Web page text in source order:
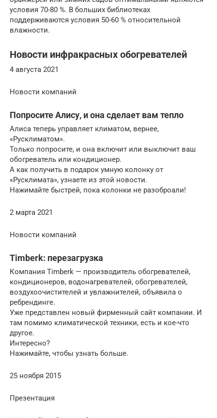
условия 70-80 %. В больших библиотеках
поддерживаются условия 50-60 % относительной
влажности.
Новости инфракрасных обогревателей
4 августа 2021
Новости компаний
Попросите Алису, и она сделает вам тепло
Алиса теперь управляет климатом, вернее,
«Русклиматом».
Только попросите, и она включит или выключит ваш
обогреватель или кондиционер.
А как получить в подарок умную колонку от
«Русклимата», узнаете из этой новости.
Нажимайте быстрей, пока колонки не разоброали!
2 марта 2021
Новости компаний
Timberk: перезагрузка
Компания Timberk — производитель обогревателей,
кондиционеров, водонагревателей, обогревателей,
воздухоочистителей и увлажнителей, объявила о
ребрендинге.
Уже представлен новый фирменный сайт компании. И
там помимо климатической техники, есть и кое-что
другое.
Интересно?
Нажимайте, чтобы узнать больше.
25 ноября 2015
Презентация